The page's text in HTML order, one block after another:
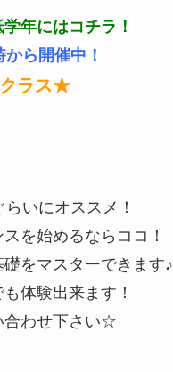
年にはコチラ！
ら開催中！
ラス★
いにオススメ！
を始めるならココ！
をマスターできます♪
体験出来ます！
合わせ下さい☆